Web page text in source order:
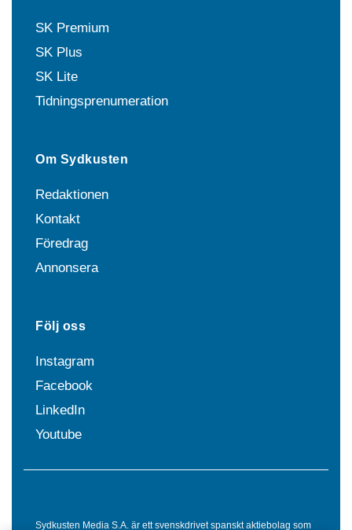
SK Premium
SK Plus
SK Lite
Tidningsprenumeration
Om Sydkusten
Redaktionen
Kontakt
Föredrag
Annonsera
Följ oss
Instagram
Facebook
LinkedIn
Youtube
Sydkusten Media S.A. är ett svenskdrivet spanskt aktiebolag som